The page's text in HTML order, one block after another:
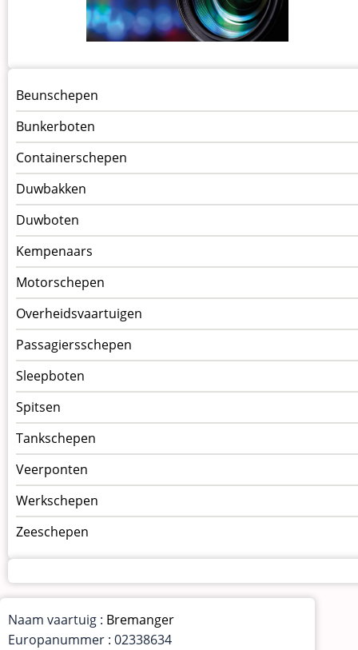
Menu
Schepen
Beunschepen
Bunkerboten
Containerschepen
Duwbakken
Duwboten
Kempenaars
Motorschepen
Overheidsvaartuigen
Passagiersschepen
Sleepboten
Spitsen
Tankschepen
Veerponten
Werkschepen
Zeeschepen
Naam vaartuig : Bremanger
Europanummer : 02338634